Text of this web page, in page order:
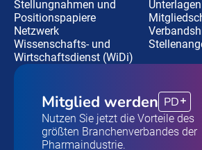
Stellungnahmen und
Positionspapiere
Netzwerk
Wissenschafts- und
Wirtschaftsdienst (WiDi)
Mitglied werden PD
Nutzen Sie jetzt die Vorteile des
größten Branchenverbandes der
Pharmaindustrie.